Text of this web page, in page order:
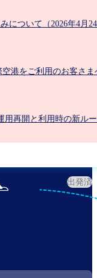
について（2026年4月
港をご利用のお客さま
用再開と利用時の新ル
出発済